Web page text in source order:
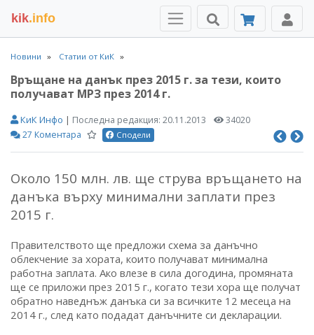
kik.info
Новини Статии от КиК
Връщане на данък през 2015 г. за тези, които
получават МРЗ през 2014 г.
КиК Инфо | Последна редакция: 20.11.2013
34020
27 Коментара
Сподели
Около 150 млн. лв. ще струва връщането на
данъка върху минимални заплати през
2015 г.
Правителството ще предложи схема за данъчно
облекчение за хората, които получават минимална
работна заплата. Ако влезе в сила догодина, промяната
ще се приложи през 2015 г., когато тези хора ще получат
обратно наведнъж данъка си за всичките 12 месеца на
2014 г., след като подадат данъчните си декларации.